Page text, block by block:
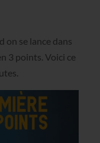
on se lance dans
3 points. Voici ce